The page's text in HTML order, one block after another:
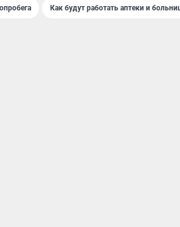
Как будут работать аптеки и